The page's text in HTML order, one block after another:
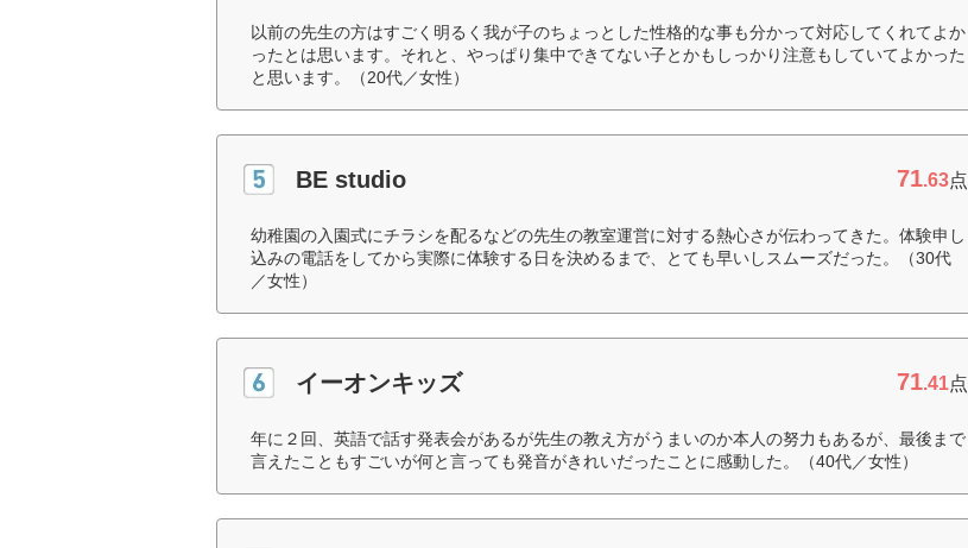
以前の先生の方はすごく明るく我が子のちょっとした性格的な事も分かって対応してくれてよか
ったとは思います。それと、やっぱり集中できてない子とかもしっかり注意もしていてよかった
と思います。（20代／女性）
BE studio 71.63点
幼稚園の入園式にチラシを配るなどの先生の教室運営に対する熱心さが伝わってきた。体験申し
込みの電話をしてから実際に体験する日を決めるまで、とても早いしスムーズだった。（30代
／女性）
イーオンキッズ 71.41点
年に２回、英語で話す発表会があるが先生の教え方がうまいのか本人の努力もあるが、最後まで
言えたこともすごいが何と言っても発音がきれいだったことに感動した。（40代／女性）